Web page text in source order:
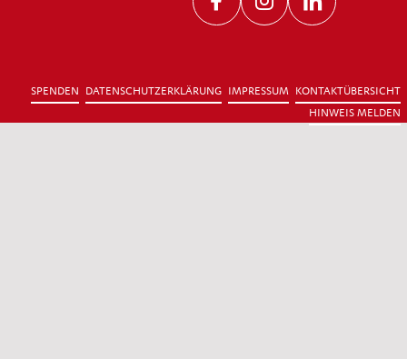
FacebookInstagramLinkedIn
SPENDEN DATENSCHUTZERKLÄRUNG IMPRESSUM
KONTAKTÜBERSICHT
HINWEIS MELDEN